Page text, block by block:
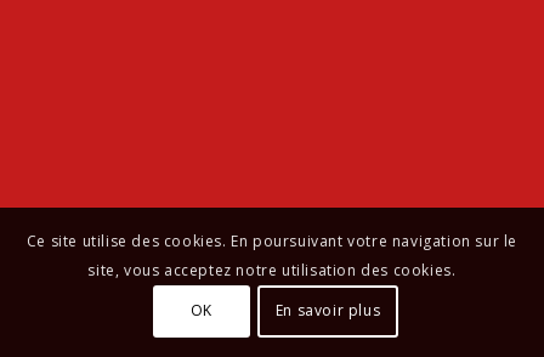
Ce site utilise des cookies. En poursuivant votre navigation sur le
site, vous acceptez notre utilisation des cookies.
OK
En savoir plus